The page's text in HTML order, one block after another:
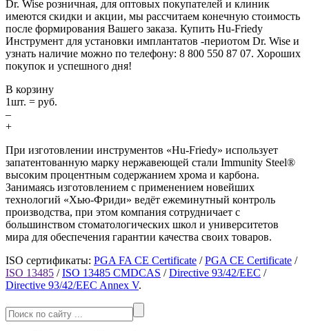
Dr. Wise розничная, для оптовых покупателей и клиник
имеются скидки и акции, мы рассчитаем конечную стоимость
после формирования Вашего заказа. Купить Hu-Friedy
Инструмент для установки имплантатов -периотом Dr. Wise и
узнать наличие можно по телефону: 8 800 550 87 07. Хороших
покупок и успешного дня!
В корзину
1шт. = руб.
–
+
При изготовлении инструментов «Hu-Friedy» использует
запатентованную марку нержавеющей стали Immunity Steel®
высоким процентным содержанием хрома и карбона.
Занимаясь изготовлением с применением новейших
технологий «Хью-Фриди» ведёт ежеминутный контроль
производства, при этом компания сотрудничает с
большинством стоматологических школ и университетов
мира для обеспечения гарантии качества своих товаров.
ISO сертификаты: PGA FA CE Certificate /PGA CE Certificate /
ISO 13485 /ISO 13485 CMDCAS /Directive 93/42/EEC /
Directive 93/42/EEC Annex V.